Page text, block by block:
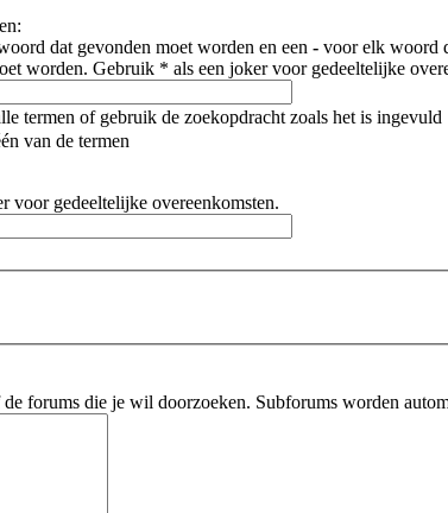
dat gevonden moet worden en een - voor elk woord
worden. Gebruik * als een joker voor gedeeltelijke
termen of gebruik de zoekopdracht zoals het is ingevuld
van de termen
voor gedeeltelijke overeenkomsten.
forums die je wil doorzoeken. Subforums worden